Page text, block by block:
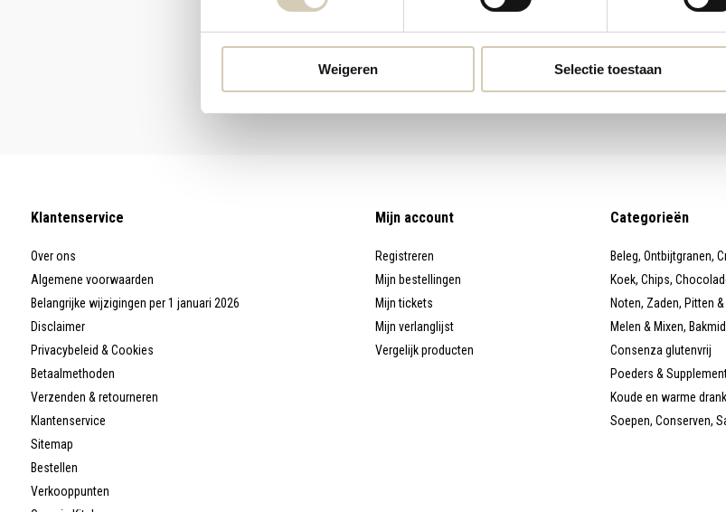
Weigeren Selectie toestaan
Klantenservice
Over ons
Algemene voorwaarden
Belangrijke wijzigingen per 1 januari 2026
Disclaimer
Privacybeleid & Cookies
Betaalmethoden
Verzenden & retourneren
Klantenservice
Sitemap
Bestellen
Verkooppunten
Mijn account
Registreren
Mijn bestellingen
Mijn tickets
Mijn verlanglijst
Vergelijk producten
Categorieën
Beleg, Ontbijtgranen,
Koek, Chips,
Noten, Zaden, Pitten
Melen & Mixen,
Consenza glutenvrij
Poeders &
Koude en warme
Soepen, Conserven,